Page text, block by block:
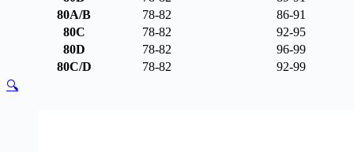
80A/B
78-82
86-91
80C
78-82
92-95
80D
78-82
96-99
80C/D
78-82
92-99
🔍